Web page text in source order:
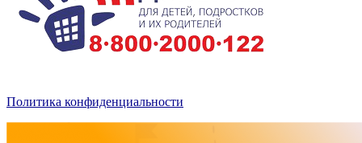
Политика конфиденциальности